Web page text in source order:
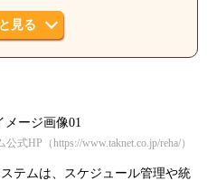
見る
式HP（https://www.taknet.co.jp/reha/）
テムは、スケジュール管理や統